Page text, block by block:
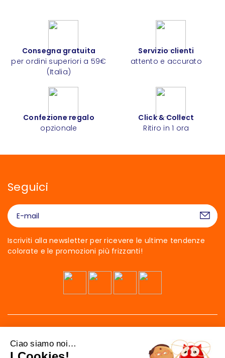
Consegna gratuita
per ordini superiori a 59€
(Italia)
Servizio clienti
attento e accurato
Confezione regalo
opzionale
Click & Collect
Ritiro in 1 ora
Seguici
Iscriviti alla newsletter per ricevere le ultime tendenze
colorate e le promozioni più frizzanti!
Ciao siamo noi…